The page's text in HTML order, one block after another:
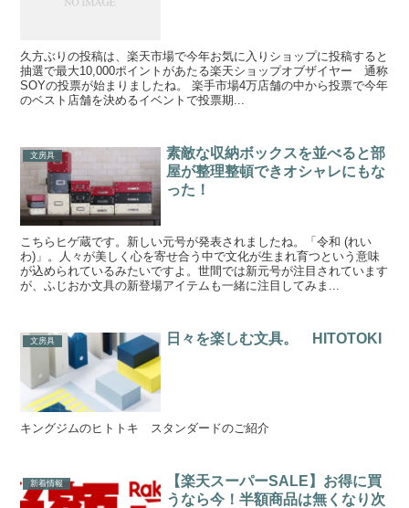
久方ぶりの投稿は、楽天市場で今年お気に入りショップに投稿すると
抽選で最大10,000ポイントがあたる楽天ショップオブザイヤー 通称
SOYの投票が始まりましたね。 楽手市場4万店舗の中から投票で今年
のベスト店舗を決めるイベントで投票期...
文房具
素敵な収納ボックスを並べると部
屋が整理整頓できオシャレにもな
った！
こちらヒゲ蔵です。新しい元号が発表されましたね。「令和 (れい
わ)」。人々が美しく心を寄せ合う中で文化が生まれ育つという意味
が込められているみたいですよ。世間では新元号が注目されています
が、ふじおか文具の新登場アイテムも一緒に注目してみま...
文房具 日々を楽しむ文具。 HITOTOKI
キングジムのヒトトキ スタンダードのご紹介
新着情報
【楽天スーパーSALE】お得に買
うなら今！半額商品は無くなり次